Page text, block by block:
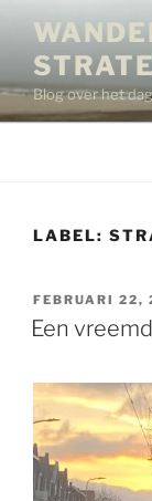
inhoudBlog over het
LABEL:
GEPLAATST
OP
FEBRUARI 22,
Een